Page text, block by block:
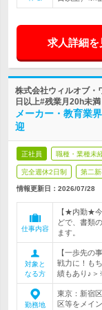
求人詳細を
株式会社ウィルオブ
日以上#残業月20h未満
メーカー・教育業
迎
正社員 職種・業種未
完全週休2日制 第二
情報更新日：2026/07/28
仕事内容
【★内勤★
どで、書類
ます。
対象と
なる方
【一歩先の
戦力に！も
績もあり♪
勤務地
東京：新宿
区等をメイ